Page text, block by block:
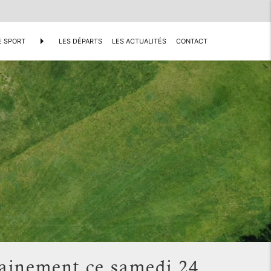
SPORT arrow_right LES DÉPARTS LES ACTUALITÉS CONTACT